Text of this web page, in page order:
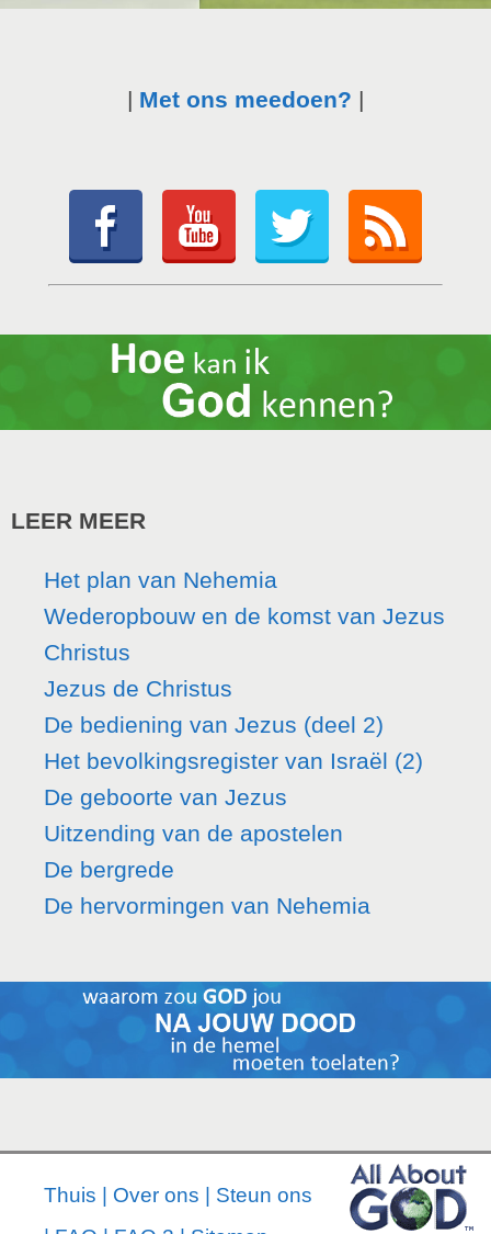
| Met ons meedoen? |
LEER MEER
Het plan van Nehemia
Wederopbouw en de komst van Jezus
Christus
Jezus de Christus
De bediening van Jezus (deel 2)
Het bevolkingsregister van Israël (2)
De geboorte van Jezus
Uitzending van de apostelen
De bergrede
De hervormingen van Nehemia
Thuis Over ons
Steun ons